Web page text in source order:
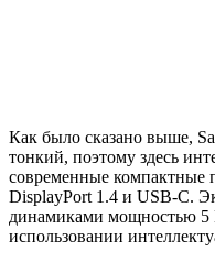
Как было сказано выше,
тонкий, поэтому здесь
современные
DisplayPort 1.4 и USB-C.
динамиками мощностью 5
использовании